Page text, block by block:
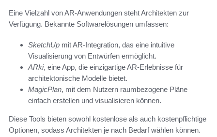
Eine Vielzahl von AR-Anwendungen steht Architekten zur
Verfügung. Bekannte Softwarelösungen umfassen:
SketchUp mit AR-Integration, das eine intuitive
Visualisierung von Entwürfen ermöglicht.
ARki, eine App, die einzigartige AR-Erlebnisse für
architektonische Modelle bietet.
MagicPlan, mit dem Nutzern raumbezogene Pläne
einfach erstellen und visualisieren können.
Diese Tools bieten sowohl kostenlose als auch kostenpflichtige
Optionen, sodass Architekten je nach Bedarf wählen können.